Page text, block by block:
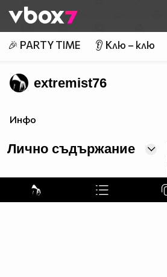
👾
🎉 PARTY TIME 👂 Клю – клю
extremist76
Инфо
Лично съдържание